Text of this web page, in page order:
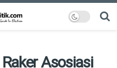
Asosiasi